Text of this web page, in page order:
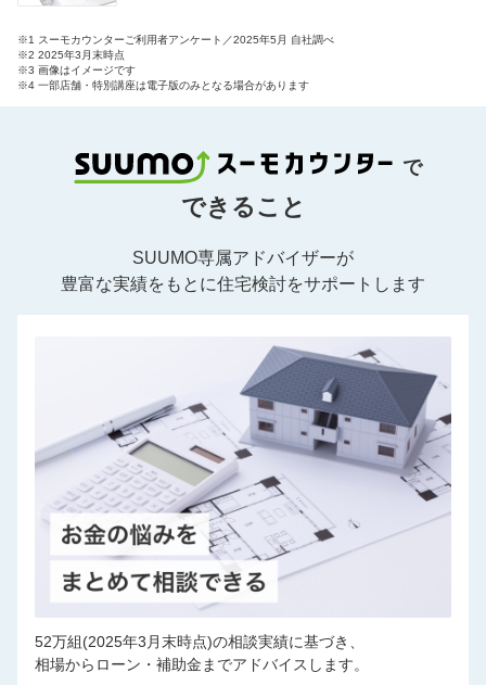
※1 スーモカウンターご利用者アンケート／2025年5月 自社調べ
※2 2025年3月末時点
※3 画像はイメージです
※4 一部店舗・特別講座は電子版のみとなる場合があります
で
できること
SUUMO専属アドバイザーが
豊富な実績をもとに住宅検討をサポートします
52万組(2025年3月末時点)の相談実績に基づき、
相場からローン・補助金までアドバイスします。